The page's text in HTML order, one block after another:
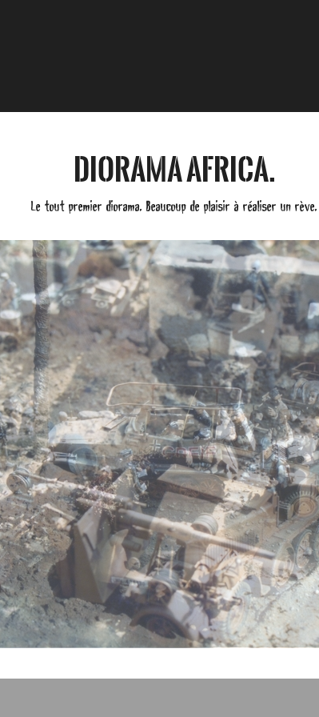
Diorama Africa.
Le tout premier diorama. Beaucoup de plaisir à réaliser un rève.